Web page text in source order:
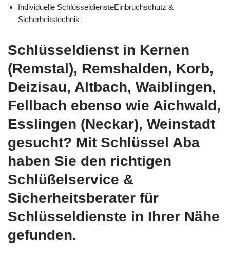
Individuelle SchlüsseldiensteEinbruchschutz &
Sicherheitstechnik
Schlüsseldienst in Kernen
(Remstal), Remshalden, Korb,
Deizisau, Altbach, Waiblingen,
Fellbach ebenso wie Aichwald,
Esslingen (Neckar), Weinstadt
gesucht? Mit Schlüssel Aba
haben Sie den richtigen
Schlüßelservice &
Sicherheitsberater für
Schlüsseldienste in Ihrer Nähe
gefunden.